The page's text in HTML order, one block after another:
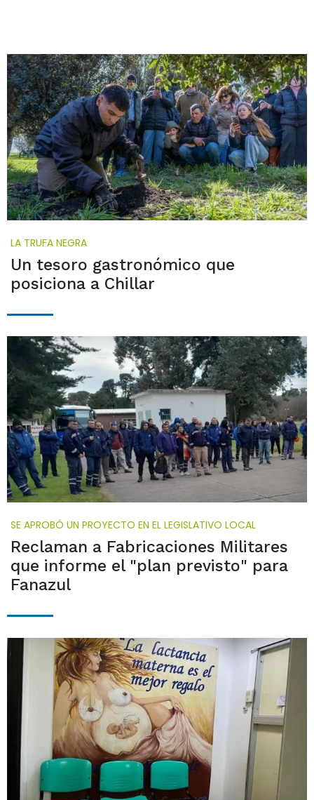
LA TRUFA NEGRA
Un tesoro gastronómico que
posiciona a Chillar
SE APROBÓ UN PROYECTO EN EL LEGISLATIVO LOCAL
Reclaman a Fabricaciones Militares
que informe el "plan previsto" para
Fanazul